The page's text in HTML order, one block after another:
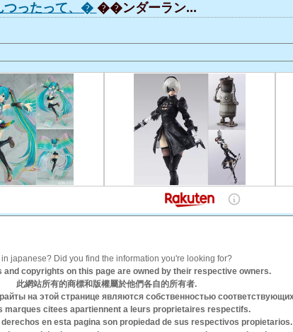
ったって、� ��ンダーラン...
japanese? Did you find the information you're looking for?
and copyrights on this page are owned by their respective owners.
此網站所有的商標和版權屬於他們各自的所有者.
на этой странице являются собственностью
marques citees apartiennent a leurs proprietaires respectifs.
en esta pagina son propiedad de sus respectivos propietarios.